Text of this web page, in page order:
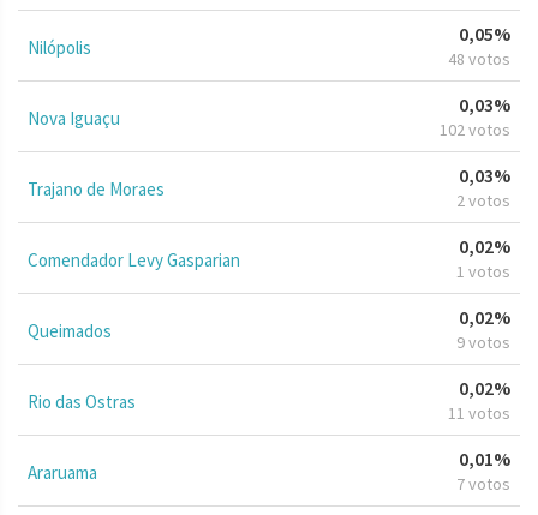
Nilópolis
0,05%
48 votos
Nova Iguaçu
0,03%
102 votos
Trajano de Moraes
0,03%
2 votos
Comendador Levy Gasparian
0,02%
1 votos
Queimados
0,02%
9 votos
Rio das Ostras
0,02%
11 votos
Araruama
0,01%
7 votos